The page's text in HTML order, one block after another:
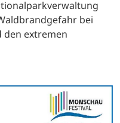
bei
den extremen